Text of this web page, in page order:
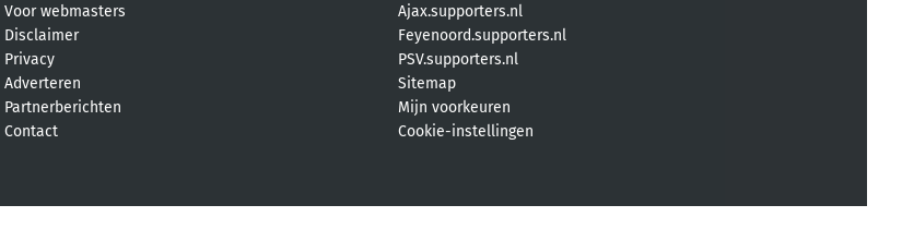
Voor webmasters
Disclaimer
Privacy
Adverteren
Partnerberichten
Contact
Ajax.supporters.nl
Feyenoord.supporters.nl
PSV.supporters.nl
Sitemap
Mijn voorkeuren
Cookie-instellingen